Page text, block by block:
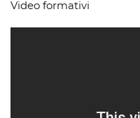
Video formativi